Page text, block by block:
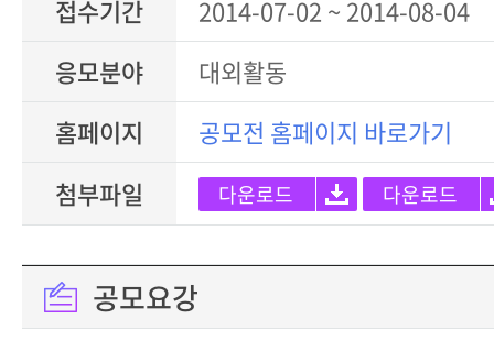
접수기간
2014-07-02 ~ 2014-08-04
응모분야
대외활동
홈페이지
공모전 홈페이지 바로가기
첨부파일
다운로드 다운로드
공모요강